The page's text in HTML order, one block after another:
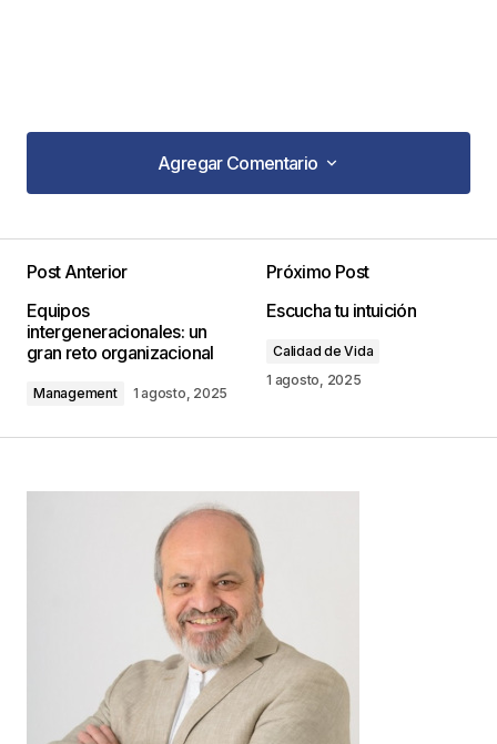
Agregar Comentario
Agregar Comentario
publicada.
Los campos obligatorios están
marcados con*
Comentario*
*
Guarda mi nombre, correo electrónico y web en
este navegador para la próxima vez que
comente.
Post Anterior
Equipos
intergeneracionales: un
gran reto organizacional
Management 1 agosto, 2025
Próximo Post
Escucha tu intuición
Calidad de Vida
1 agosto, 2025